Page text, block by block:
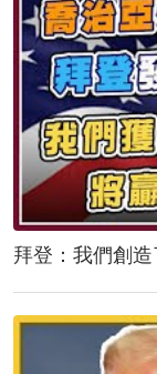
拜登：我們創